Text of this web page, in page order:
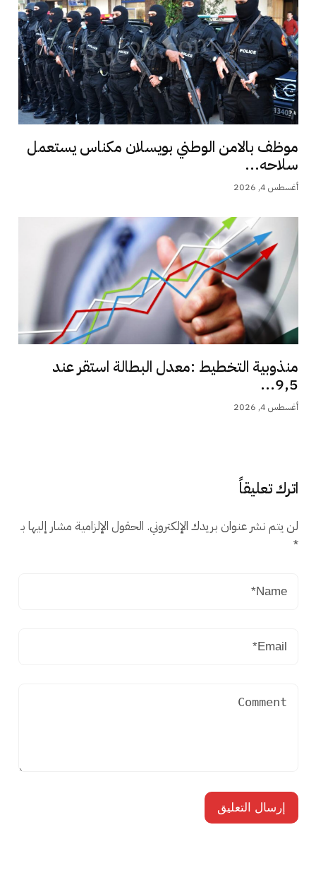
موظف بالامن الوطني بويسلان مكناس يستعمل
سلاحه...
أغسطس 4, 2026
منذوبية التخطيط :معدل البطالة استقر عند
9,5...
أغسطس 4, 2026
اترك تعليقاً
لن يتم نشر عنوان بريدك الإلكتروني. الحقول الإلزامية مشار إليها بـ
*